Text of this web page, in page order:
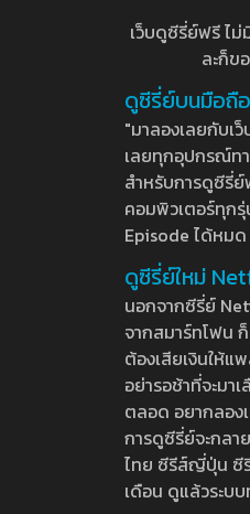
เว็บดูซีรี่ย์ฟรี ไ
ละก็ข
ดูซีรี่ย์บนมือถือ
"มาลองเลยกับเ
เลยทุกอุปกรณ์ทา
สำหรับการดูซีรี่
คอมพิวเตอร์ทุก
Episode ได้หม
ดูซีรี่ย์ใหม่
นอกจากซีรี่ย์
จากสมาร์ทโฟน
ต้องเสียเงินให้แ
อย่ารอช้าที่จะมา
ตลอด อยากลอง
การดูซีรี่ย์จะกลา
ไทย ซีรีส์ญี่ปุ่น ซี
เดือน ดูแล้วระบ